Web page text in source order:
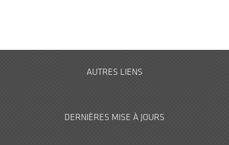
AUTRES LIENS
DERNIÈRES MISE À JOURS